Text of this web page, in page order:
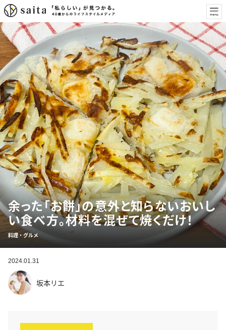
余った「お餅」の意外と知らないおいし
い食べ方。材料を混ぜて焼くだけ！
料理・グルメ
2024.01.31
坂本リエ